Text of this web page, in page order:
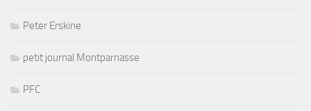
Peter Erskine
petit journal Montparnasse
PFC